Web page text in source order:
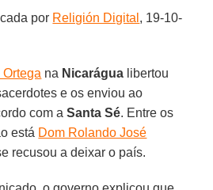
por Religión Digital , 19-10-
na Nicarágua libertou
e os enviou ao
com aSanta Sé. Entre os
está Dom Rolando José
recusou a deixar o país.